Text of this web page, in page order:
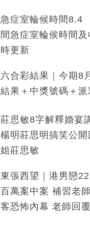
急症室輪候時間8.4
間急症室輪侯時間及
時更新
六合彩結果｜今期8
結果＋中獎號碼＋派
莊思敏8字解釋婚宴
楊明莊思明搞笑公開
姐莊思敏
東張西望｜港男戀
百萬案中案 補習老
客恐怖內幕 老師回